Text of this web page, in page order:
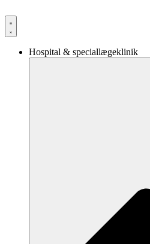
til
indhold
Hospital & speciallægeklinik